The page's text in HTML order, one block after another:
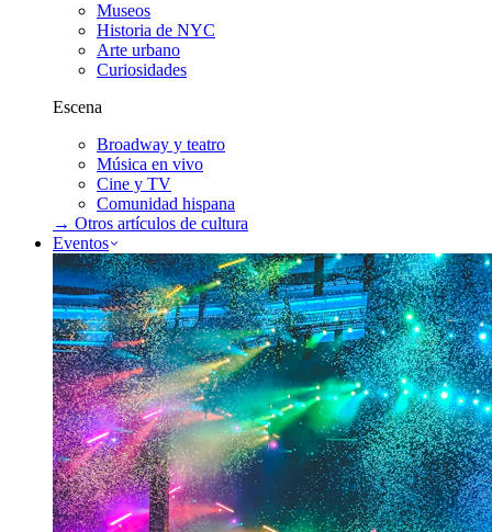
Museos
Historia de NYC
Arte urbano
Curiosidades
Escena
Broadway y teatro
Música en vivo
Cine y TV
Comunidad hispana
→ Otros artículos de cultura
Eventos